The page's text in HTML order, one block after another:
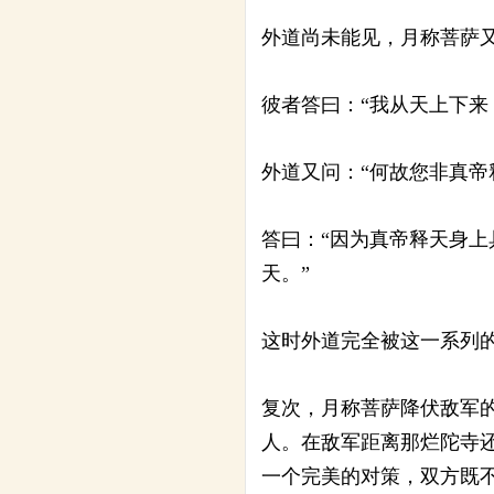
外道尚未能见，月称菩萨
彼者答曰：“我从天上下
外道又问：“何故您非真
答曰：“因为真帝释天身
天。”
这时外道完全被这一系列
复次，月称菩萨降伏敌军
人。在敌军距离那烂陀寺
一个完美的对策，双方既